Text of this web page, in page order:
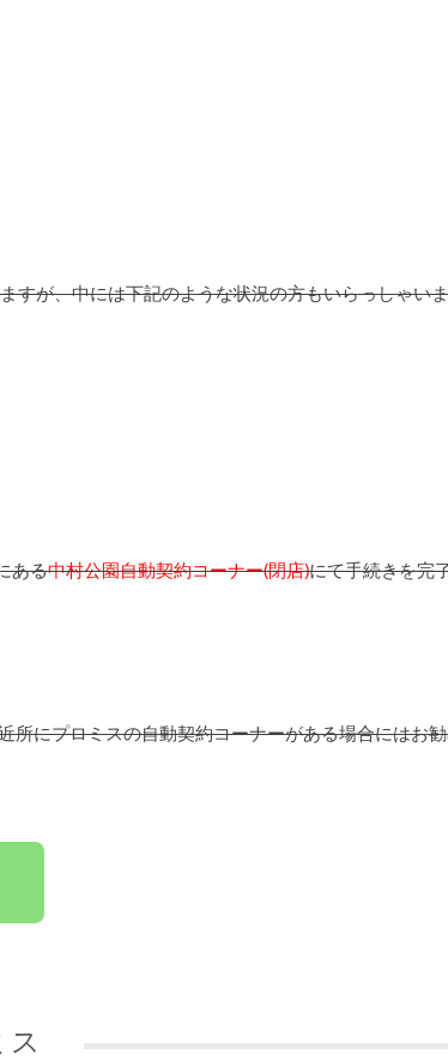
すが、中には下記のような状況の方もいらっしゃい
ある中村公園自動契約コーナー(閉店)にて手続きを完
にプロミスの自動契約コーナーがある場合にはお
ス